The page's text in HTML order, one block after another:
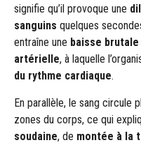
signifie qu’il provoque une
sanguins quelques
entraîne une baisse
artérielle, à laquelle
du rythme cardiaque.
En parallèle, le sang circule
zones du corps, ce qui
soudaine, de montée à la